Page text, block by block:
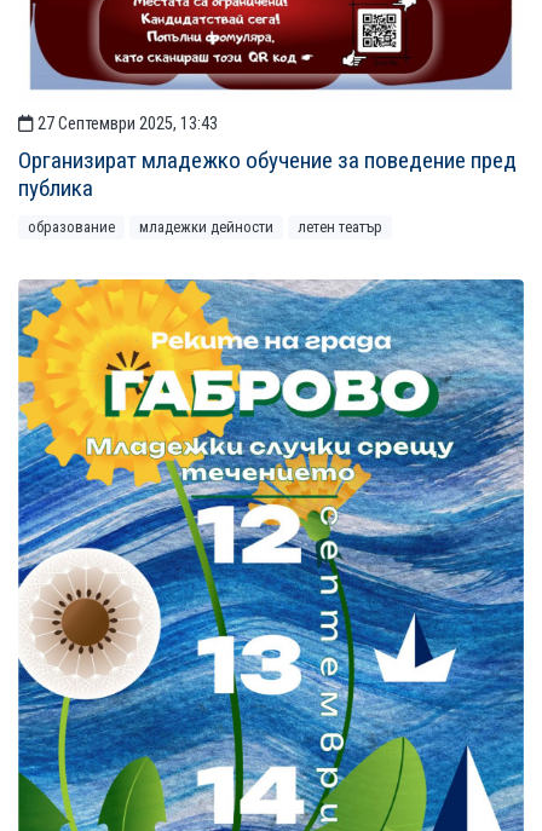
27 Септември 2025, 13:43
Организират младежко обучение за поведение пред
публика
образование младежки дейности летен театър